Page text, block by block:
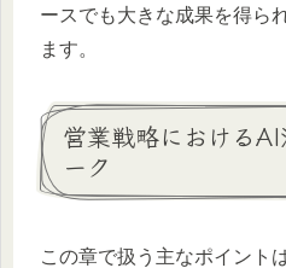
ースでも大きな成果を得ら
ます。
営業戦略における
ーク
この章で扱う主なポイント